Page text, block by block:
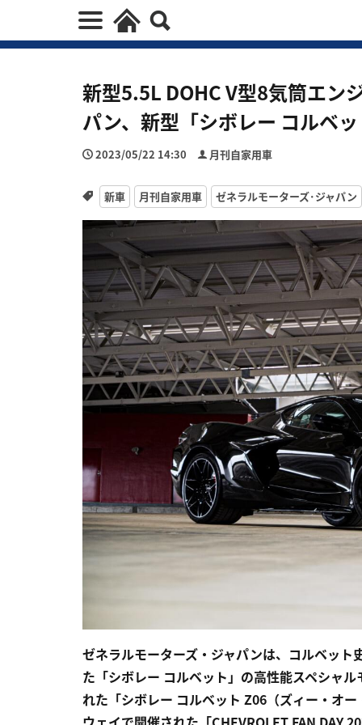
新型5.5L DOHC V型8気筒エン
パン、新型「シボレー コルベ
2023/05/22 14:30 月刊自家用車
新車 月刊自家用車 ゼネラルモーターズ･ジャパン
ゼネラルモーターズ・ジャパンは、コルベッ
た「シボレー コルベット」の高性能スペシャ
れた「シボレー コルベット Z06（ズィー・オ